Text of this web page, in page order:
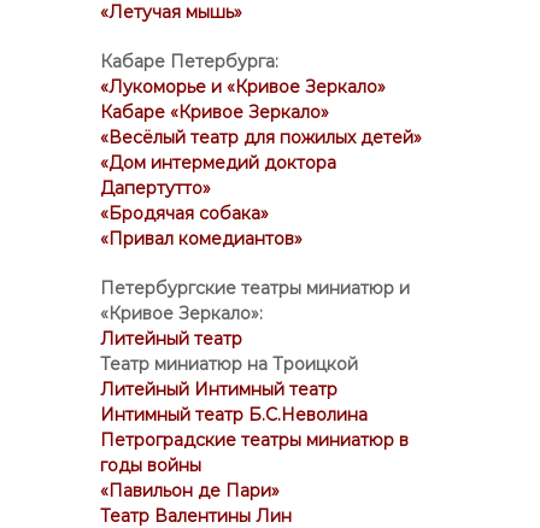
«Летучая мышь»
Кабаре Петербурга:
«Лукоморье и «Кривое Зеркало»
Кабаре «Кривое Зеркало»
«Весёлый театр для пожилых детей»
«Дом интермедий доктора
Дапертутто»
«Бродячая собака»
«Привал комедиантов»
Петербургские театры миниатюр и
«Кривое Зеркало»:
Литейный театр
Театр миниатюр на Троицкой
Литейный Интимный театр
Интимный театр Б.С.Неволина
Петроградские театры миниатюр в
годы войны
«Павильон де Пари»
Театр Валентины Лин